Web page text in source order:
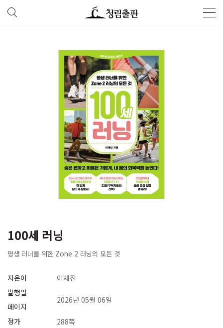
100세 러닝
평생 러너를 위한 Zone 2 러닝의 모든 것
지은이
발행일
페이지
정가
이재진
2026년 05월 06일
288쪽